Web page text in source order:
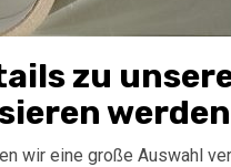
zu
wir eine große Auswahl